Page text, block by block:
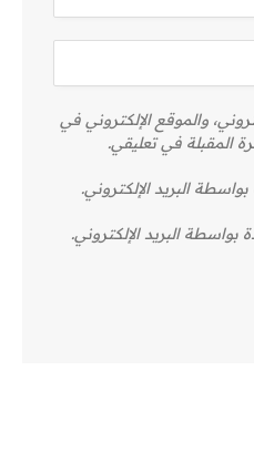
والموقع الإلكتروني في
المقبلة في تعليقي.
البريد الإلكتروني.
بواسطة البريد الإلكتروني.